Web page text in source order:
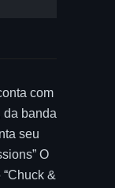
com
da banda
seu
O
&